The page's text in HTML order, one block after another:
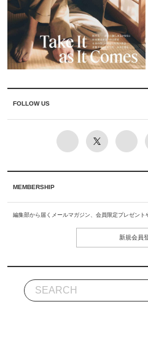
FOLLOW US
MEMBERSHIP
編集部から届くメールマガジン、会員限定プレゼン
新規会員